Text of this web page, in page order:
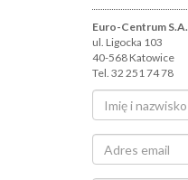
Euro-Centrum S.A.
ul. Ligocka 103
40-568 Katowice
Tel. 32 251 74 78